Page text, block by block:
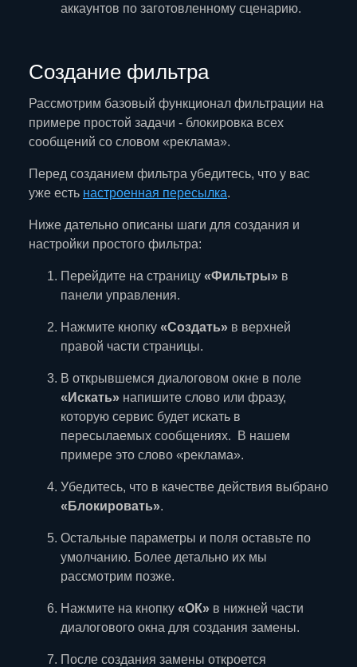
аккаунтов по заготовленному сценарию.
Создание фильтра
Рассмотрим базовый функционал фильтрации на
примере простой задачи - блокировка всех
сообщений со словом «реклама».
Перед созданием фильтра убедитесь, что у вас
уже есть настроенная пересылка.
Ниже дательно описаны шаги для создания и
настройки простого фильтра:
Перейдите на страницу «Фильтры» в
панели управления.
Нажмите кнопку «Создать» в верхней
правой части страницы.
В открывшемся диалоговом окне в поле
«Искать» напишите слово или фразу,
которую сервис будет искать в
пересылаемых сообщениях. В нашем
примере это слово «реклама».
Убедитесь, что в качестве действия выбрано
«Блокировать».
Остальные параметры и поля оставьте по
умолчанию. Более детально их мы
рассмотрим позже.
Нажмите на кнопку «ОК» в нижней части
диалогового окна для создания замены.
После создания замены откроется